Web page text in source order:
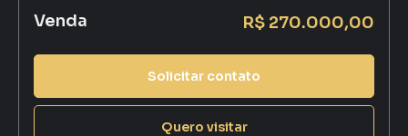
Venda R$ 270.000,00
Solicitar contato
Quero visitar